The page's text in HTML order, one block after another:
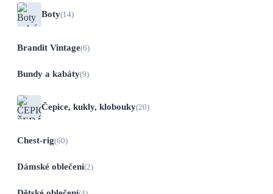
Boty(14)
Brandit Vintage(6)
Bundy a kabáty(9)
Čepice, kukly, klobouky(20)
Chest-rig(60)
Dámské oblečení(2)